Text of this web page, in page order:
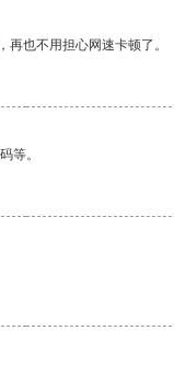
也不用担心网速卡顿了。
等。